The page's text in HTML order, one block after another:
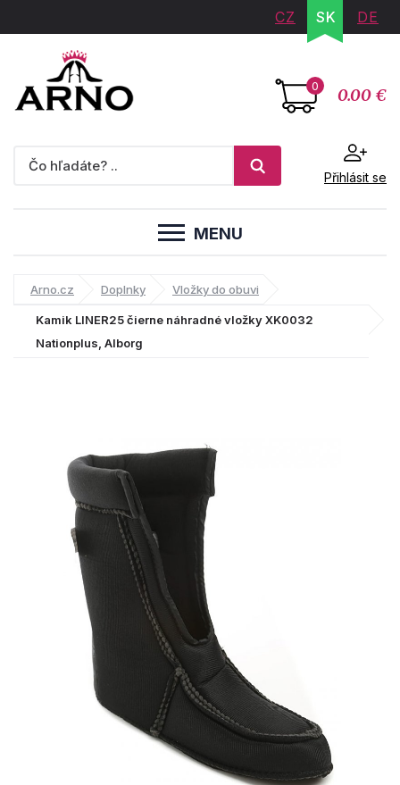
CZ SK DE
0 0.00 €
Přihlásit se
MENU
Arno.cz Doplnky Vložky do obuvi
Kamik LINER25 čierne náhradné vložky XK0032
Nationplus, Alborg